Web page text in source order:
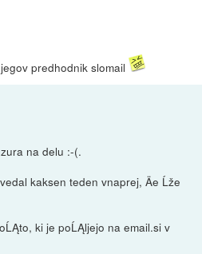
predhodnik slomail
na delu :-(.
kaksen teden vnaprej, Äe Ĺže
ki je poĹĄljejo na email.si v